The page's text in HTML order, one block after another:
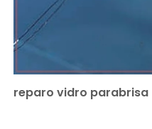
reparo vidro parabrisa